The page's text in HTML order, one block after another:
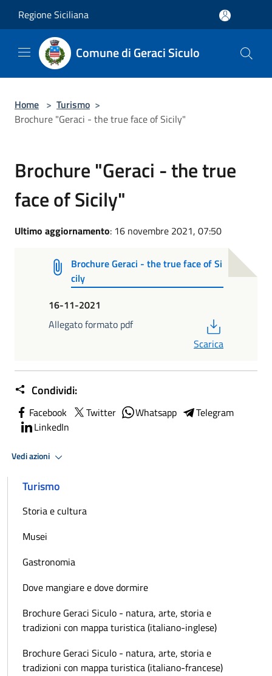
Regione Siciliana
Comune di Geraci Siculo
Home > Turismo >
Brochure "Geraci - the true face of Sicily"
Brochure "Geraci - the true
face of Sicily"
Ultimo aggiornamento: 16 novembre 2021, 07:50
Brochure Geraci - the true face of Si
cily
16-11-2021
Allegato formato pdf
Scarica
Condividi:
Facebook Twitter Whatsapp
Telegram
LinkedIn
Vedi azioni
Turismo
Storia e cultura
Musei
Gastronomia
Dove mangiare e dove dormire
Brochure Geraci Siculo - natura, arte, storia e
tradizioni con mappa turistica (italiano-inglese)
Brochure Geraci Siculo - natura, arte, storia e
tradizioni con mappa turistica (italiano-francese)